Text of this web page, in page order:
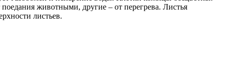
животными, другие – от перегрева. Листья
листьев.